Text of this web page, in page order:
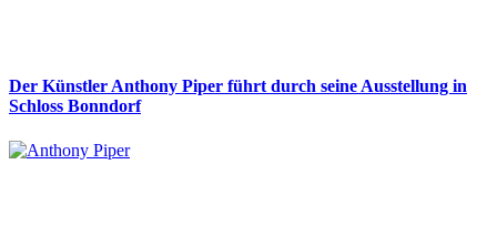
Der Künstler Anthony Piper führt durch seine Ausstellung in
Schloss Bonndorf